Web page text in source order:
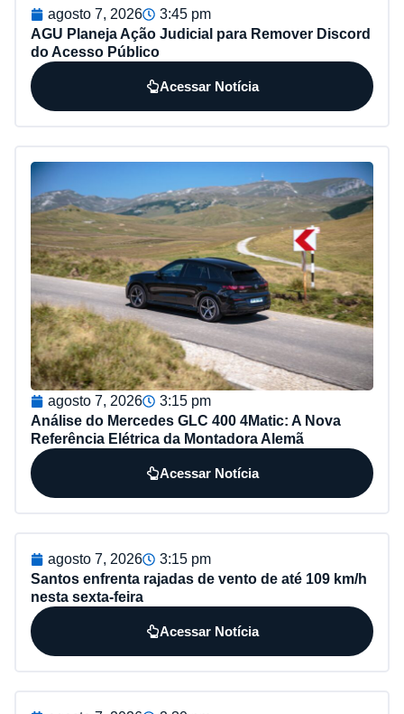
agosto 7, 2026
3:45 pm
AGU Planeja Ação Judicial para Remover Discord
do Acesso Público
Acessar Notícia
agosto 7, 2026
3:15 pm
Análise do Mercedes GLC 400 4Matic: A Nova
Referência Elétrica da Montadora Alemã
Acessar Notícia
agosto 7, 2026
3:15 pm
Santos enfrenta rajadas de vento de até 109 km/h
nesta sexta-feira
Acessar Notícia